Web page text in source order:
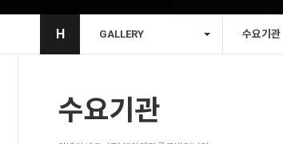
H GALLERY 수요기관
수요기관